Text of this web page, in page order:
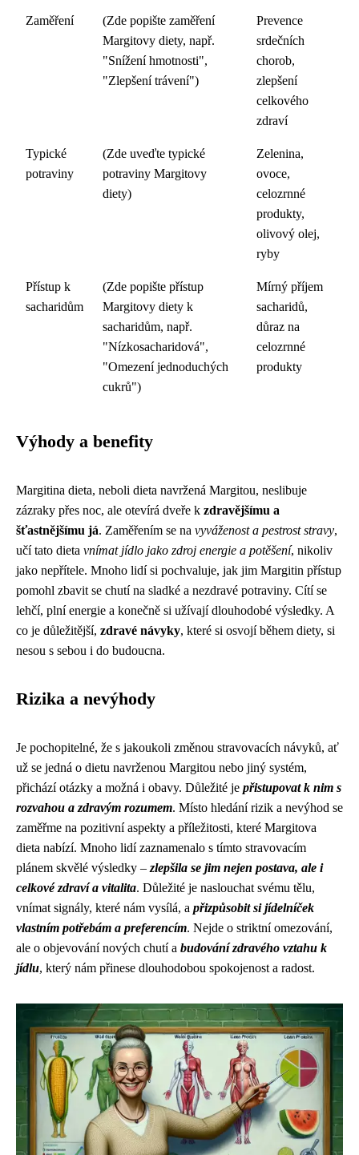
Zaměření
(Zde popište zaměření
Margitovy diety, např.
"Snížení hmotnosti",
"Zlepšení trávení")
Prevence
srdečních
chorob,
zlepšení
celkového
zdraví
Typické
potraviny
(Zde uveďte typické
potraviny Margitovy
diety)
Zelenina,
ovoce,
celozrnné
produkty,
olivový olej,
ryby
Přístup k
sacharidům
(Zde popište přístup
Margitovy diety k
sacharidům, např.
"Nízkosacharidová",
"Omezení jednoduchých
cukrů")
Mírný příjem
sacharidů,
důraz na
celozrnné
produkty
Výhody a benefity
Margitina dieta, neboli dieta navržená Margitou, neslibuje
zázraky přes noc, ale otevírá dveře k zdravějšímu a
šťastnějšímu já. Zaměřením se na vyváženost a pestrost stravy,
učí tato dieta vnímat jídlo jako zdroj energie a potěšení, nikoliv
jako nepřítele. Mnoho lidí si pochvaluje, jak jim Margitin přístup
pomohl zbavit se chutí na sladké a nezdravé potraviny. Cítí se
lehčí, plní energie a konečně si užívají dlouhodobé výsledky. A
co je důležitější, zdravé návyky, které si osvojí během diety, si
nesou s sebou i do budoucna.
Rizika a nevýhody
Je pochopitelné, že s jakoukoli změnou stravovacích návyků, ať
už se jedná o dietu navrženou Margitou nebo jiný systém,
přichází otázky a možná i obavy. Důležité je přistupovat k nim s
rozvahou a zdravým rozumem. Místo hledání rizik a nevýhod se
zaměřme na pozitivní aspekty a příležitosti, které Margitova
dieta nabízí. Mnoho lidí zaznamenalo s tímto stravovacím
plánem skvělé výsledky – zlepšila se jim nejen postava, ale i
celkové zdraví a vitalita. Důležité je naslouchat svému tělu,
vnímat signály, které nám vysílá, a přizpůsobit si jídelníček
vlastním potřebám a preferencím. Nejde o striktní omezování,
ale o objevování nových chutí a budování zdravého vztahu k
jídlu, který nám přinese dlouhodobou spokojenost a radost.